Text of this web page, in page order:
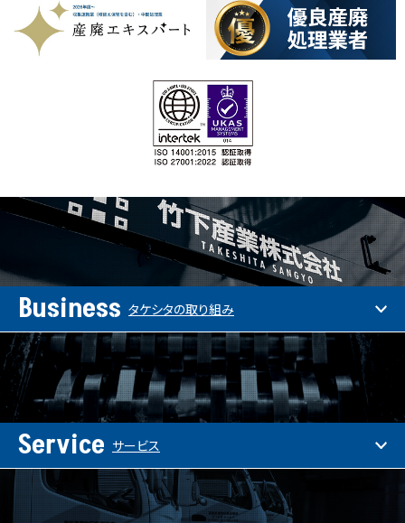
Business タケシタの取り組み
Service サービス